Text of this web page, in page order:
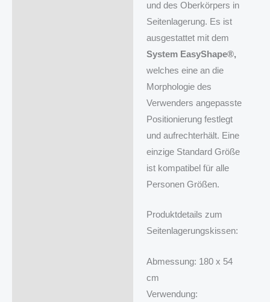
und des Oberkörpers in
Seitenlagerung. Es ist
ausgestattet mit dem
System EasyShape®,
welches eine an die
Morphologie des
Verwenders angepasste
Positionierung festlegt
und aufrechterhält. Eine
einzige Standard Größe
ist kompatibel für alle
Personen Größen.
Produktdetails zum
Seitenlagerungskissen:
Abmessung: 180 x 54
cm
Verwendung: